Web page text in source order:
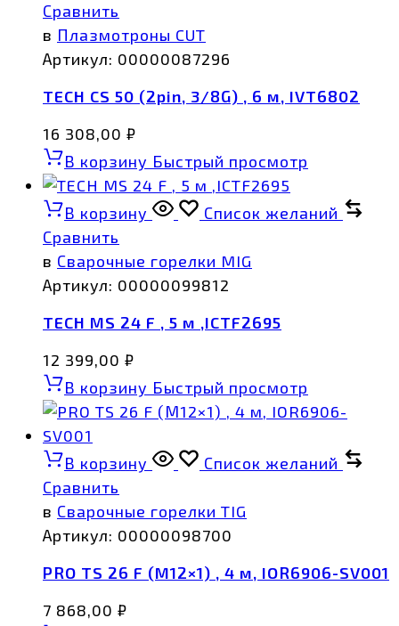
Сравнить
в Плазмотроны CUT
Артикул: 00000087296
TECH CS 50 (2pin, 3/8G) , 6 м, IVT6802
16 308,00 ₽
В корзину Быстрый просмотр
В корзину
Список желаний
Сравнить
в Сварочные горелки MIG
Артикул: 00000099812
TECH MS 24 F , 5 м ,ICTF2695
12 399,00 ₽
В корзину Быстрый просмотр
В корзину
Список желаний
Сравнить
в Сварочные горелки TIG
Артикул: 00000098700
PRO TS 26 F (М12×1) , 4 м, IOR6906-SV001
7 868,00 ₽